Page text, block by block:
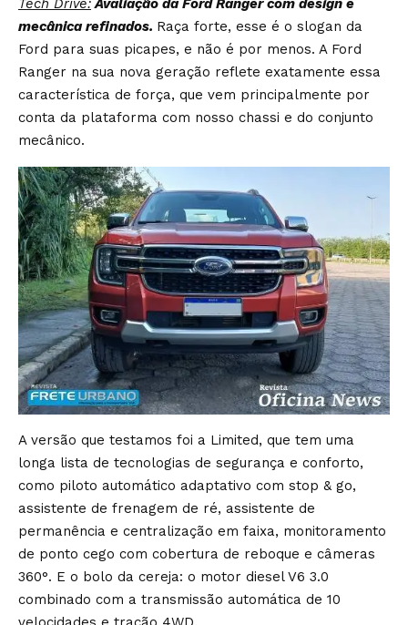
Tech Drive:Avaliação da Ford Ranger com design e
mecânica refinados. Raça forte, esse é o slogan da
Ford para suas picapes, e não é por menos. A Ford
Ranger na sua nova geração reflete exatamente essa
característica de força, que vem principalmente por
conta da plataforma com nosso chassi e do conjunto
mecânico.
A versão que testamos foi a Limited, que tem uma
longa lista de tecnologias de segurança e conforto,
como piloto automático adaptativo com stop & go,
assistente de frenagem de ré, assistente de
permanência e centralização em faixa, monitoramento
de ponto cego com cobertura de reboque e câmeras
360°. E o bolo da cereja: o motor diesel V6 3.0
combinado com a transmissão automática de 10